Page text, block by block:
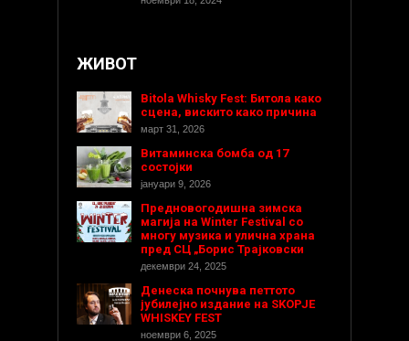
ЖИВОТ
Bitola Whisky Fest: Битола како
сцена, вискито како причина
март 31, 2026
Витаминска бомба од 17
состојки
јануари 9, 2026
Предновогодишнa зимска
магија на Winter Festival со
многу музика и улична храна
пред СЦ „Борис Трајковски
декември 24, 2025
Денеска почнува петтото
јубилејно издание на SKOPJE
WHISKEY FEST
ноември 6, 2025